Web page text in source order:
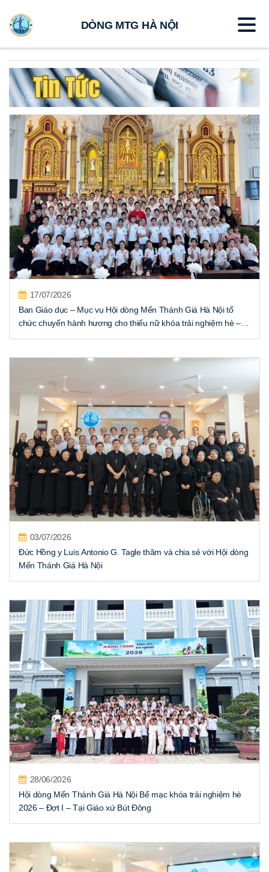
17/07/2026
Ban Giáo dục – Mục vụ Hội dòng Mến Thánh Giá Hà Nội tổ
chức chuyến hành hương cho thiếu nữ khóa trải nghiệm hè –
03/07/2026
Đức Hồng y Luis Antonio G. Tagle thăm và chia sẻ với Hội dòng
Mến Thánh Giá Hà Nội
28/06/2026
Hội dòng Mến Thánh Giá Hà Nội Bế mạc khóa trải nghiệm hè
2026 – Đợt I – Tại Giáo xứ Bút Đông
DÒNG MTG HÀ NỘI